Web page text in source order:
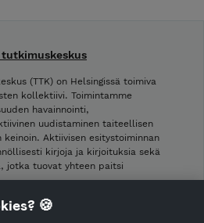
(TTK) on Helsingissä toimiva
kollektiivi. Toimintamme
havainnointi,
uudistaminen taiteellisen
Aktiivisen esitystoiminnan
kirjoja ja kirjoituksia sekä
jotka tuovat yhteen paitsi
🍪